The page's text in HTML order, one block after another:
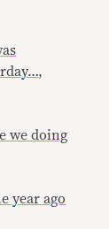
,
we doing
year ago